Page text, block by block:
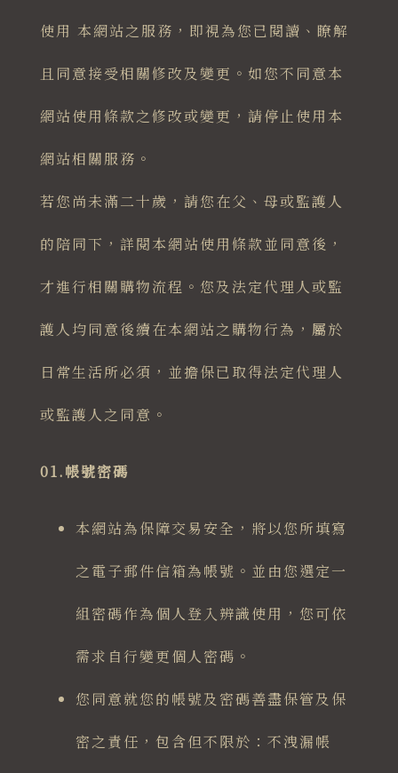
使用 本網站之服務，即視為您已閱讀、瞭解
且同意接受相關修改及變更。如您不同意本
網站使用條款之修改或變更，請停止使用本
網站相關服務。
若您尚未滿二十歲，請您在父、母或監護人
的陪同下，詳閱本網站使用條款並同意後，
才進行相關購物流程。您及法定代理人或監
護人均同意後續在本網站之購物行為，屬於
日常生活所必須，並擔保已取得法定代理人
或監護人之同意。
01.帳號密碼
本網站為保障交易安全，將以您所填寫
之電子郵件信箱為帳號。並由您選定一
組密碼作為個人登入辨識使用，您可依
需求自行變更個人密碼。
您同意就您的帳號及密碼善盡保管及保
密之責任，包含但不限於：不洩漏帳